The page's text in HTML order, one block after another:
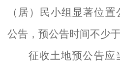
（居）民小组显著位
公告，预公告时间不少于
征收土地预公告应